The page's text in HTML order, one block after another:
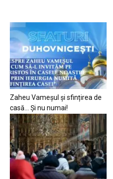
Zaheu Vameșul și sfințirea de
casă… Și nu numai!